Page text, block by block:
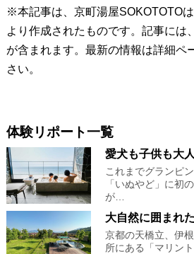
※本記事は、京町湯屋SOKOTOTO
より作成されたものです。記事には
が含まれます。最新の情報は詳細ペ
さい。
体験リポート一覧
愛犬も子供も大
これまでグランピ
「いぬやど」に初
が…
大自然に囲まれ
京都の天橋立、伊
所にある「マリン